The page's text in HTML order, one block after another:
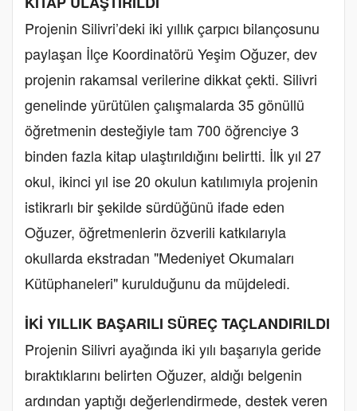
​Projenin Silivri’deki iki yıllık çarpıcı bilançosunu
paylaşan İlçe Koordinatörü Yeşim Oğuzer, dev
projenin rakamsal verilerine dikkat çekti. Silivri
genelinde yürütülen çalışmalarda 35 gönüllü
öğretmenin desteğiyle tam 700 öğrenciye 3
binden fazla kitap ulaştırıldığını belirtti. İlk yıl 27
okul, ikinci yıl ise 20 okulun katılımıyla projenin
istikrarlı bir şekilde sürdüğünü ifade eden
Oğuzer, öğretmenlerin özverili katkılarıyla
okullarda ekstradan "Medeniyet Okumaları
Kütüphaneleri" kurulduğunu da müjdeledi.
​İKİ YILLIK BAŞARILI SÜREÇ TAÇLANDIRILDI
​Projenin Silivri ayağında iki yılı başarıyla geride
bıraktıklarını belirten Oğuzer, aldığı belgenin
ardından yaptığı değerlendirmede, destek veren